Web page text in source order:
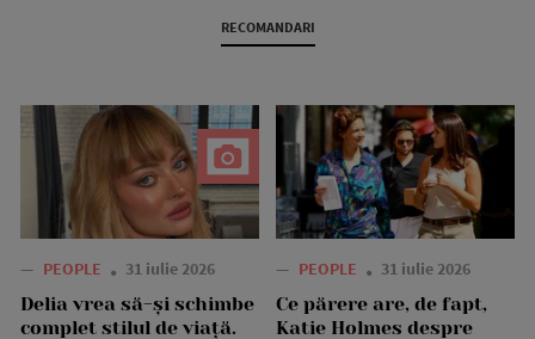
RECOMANDARI
— PEOPLE 31 iulie 2026
Delia vrea să-și schimbe
complet stilul de viață.
— PEOPLE 31 iulie 2026
Ce părere are, de fapt,
Katie Holmes despre